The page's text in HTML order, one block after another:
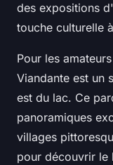
des expositions
touche culturelle
Pour les
Viandante est un
est du lac. Ce
panoramiques
villages
pour découvrir le